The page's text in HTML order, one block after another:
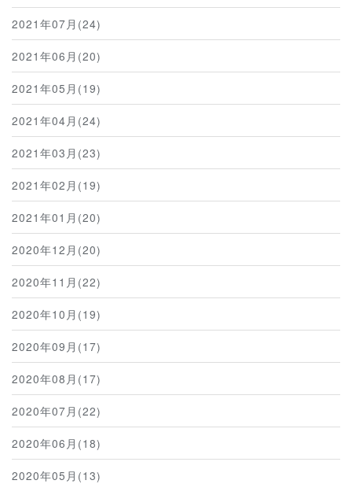
2021年07月(24)
2021年06月(20)
2021年05月(19)
2021年04月(24)
2021年03月(23)
2021年02月(19)
2021年01月(20)
2020年12月(20)
2020年11月(22)
2020年10月(19)
2020年09月(17)
2020年08月(17)
2020年07月(22)
2020年06月(18)
2020年05月(13)